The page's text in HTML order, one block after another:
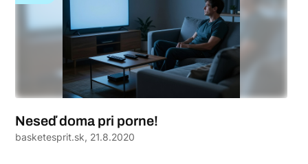
Neseď doma pri porne!
basketesprit.sk, 21.8.2020